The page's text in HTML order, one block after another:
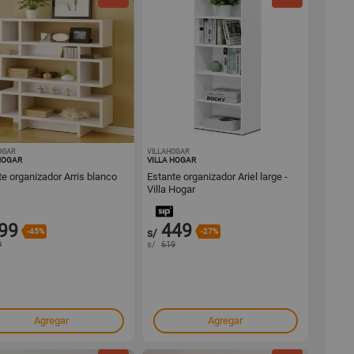
organizador Arris blanco
-45%
Agregar
VILLAHOGAR
VILLA HOGAR
Estante organizador Ariel large -
Villa Hogar
s/ 449 -27%
s/ 619
Agregar